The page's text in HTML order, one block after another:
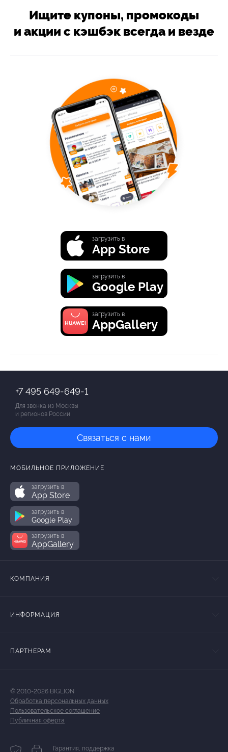
Ищите купоны, промокоды
и акции с кэшбэк всегда и везде
загрузить в
App Store
загрузить в
Google Play
загрузить в
AppGallery
+7 495 649-649-1
Для звонка из Москвы
и регионов России
Связаться с нами
МОБИЛЬНОЕ ПРИЛОЖЕНИЕ
загрузить в
App Store
загрузить в
Google Play
загрузить в
AppGallery
КОМПАНИЯ
ИНФОРМАЦИЯ
ПАРТНЕРАМ
© 2010-2026 BIGLION
Обработка персональных данных
Пользовательское соглашение
Публичная оферта
Гарантия, поддержка